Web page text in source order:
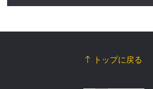
トップに戻る